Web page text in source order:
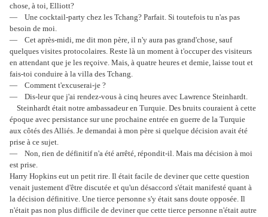
chose, à toi, Elliott?
— Une cocktail-party chez les Tchang? Parfait. Si toutefois tu n'as pas
besoin de moi.
— Cet après-midi, me dit mon père, il n'y aura pas grand'chose, sauf
quelques visites protocolaires. Reste là un moment à t'occuper des visiteurs
en attendant que je les reçoive. Mais, à quatre heures et demie, laisse tout et
fais-toi conduire à la villa des Tchang.
— Comment t'excuserai-je ?
— Dis-leur que j'ai rendez-vous à cinq heures avec Lawrence Steinhardt.
Steinhardt était notre ambassadeur en Turquie. Des bruits couraient à cette
époque avec persistance sur une prochaine entrée en guerre de la Turquie
aux côtés des Alliés. Je demandai à mon père si quelque décision avait été
prise à ce sujet.
— Non, rien de définitif n'a été arrêté, répondit-il. Mais ma décision à moi
est prise.
Harry Hopkins eut un petit rire. Il était facile de deviner que cette question
venait justement d'être discutée et qu'un désaccord s'était manifesté quant à
la décision définitive. Une tierce personne s'y était sans doute opposée. Il
n'était pas non plus difficile de deviner que cette tierce personne n'était autre